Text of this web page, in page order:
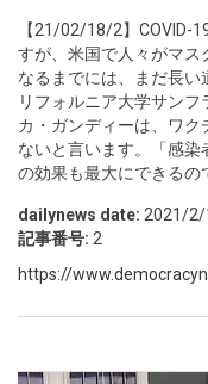
【21/02/18/2】COVID-
すが、米国で人々がマス
なるまでには、まだ長い
リフォルニア大学サン
カ・ガンディーは、ワク
ないと言います。「感
の効果も最大にできるの
dailynews date: 2021/2/
記事番号: 2
https://